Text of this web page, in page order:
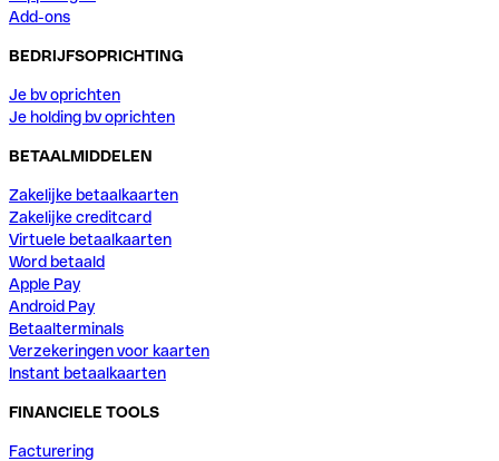
Add-ons
BEDRIJFSOPRICHTING
Je bv oprichten
Je holding bv oprichten
BETAALMIDDELEN
Zakelijke betaalkaarten
Zakelijke creditcard
Virtuele betaalkaarten
Word betaald
Apple Pay
Android Pay
Betaalterminals
Verzekeringen voor kaarten
Instant betaalkaarten
FINANCIELE TOOLS
Facturering